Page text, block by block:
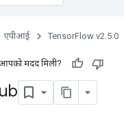
एपीआई TensorFlow v2.5.0
मदद मिली?